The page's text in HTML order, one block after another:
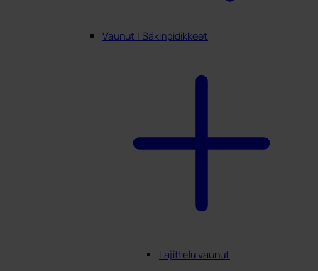
Vaunut | Säkinpidikkeet
Lajittelu vaunut